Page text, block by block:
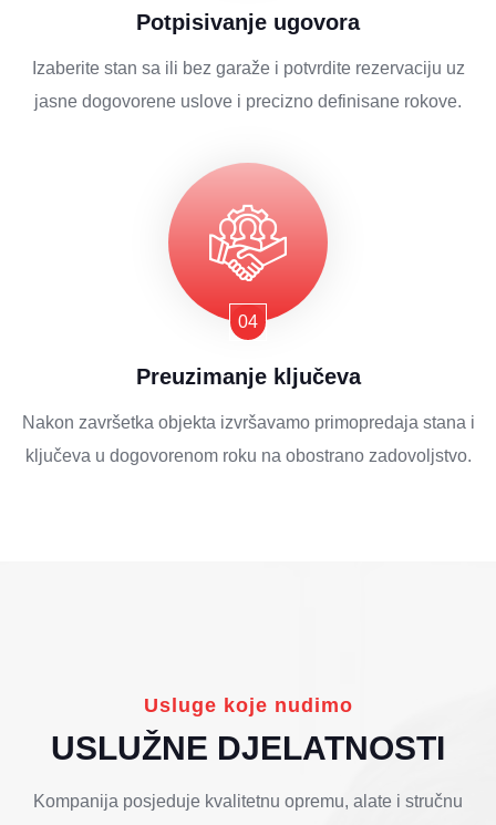
Potpisivanje ugovora
Izaberite stan sa ili bez garaže i potvrdite rezervaciju uz
jasne dogovorene uslove i precizno definisane rokove.
Preuzimanje ključeva
Nakon završetka objekta izvršavamo primopredaja stana i
ključeva u dogovorenom roku na obostrano zadovoljstvo.
Usluge koje nudimo
USLUŽNE DJELATNOSTI
Kompanija posjeduje kvalitetnu opremu, alate i stručnu